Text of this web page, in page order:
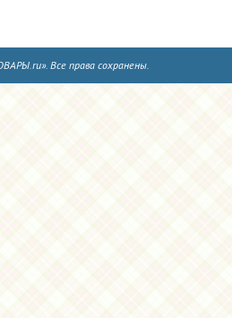
Все права сохранены.